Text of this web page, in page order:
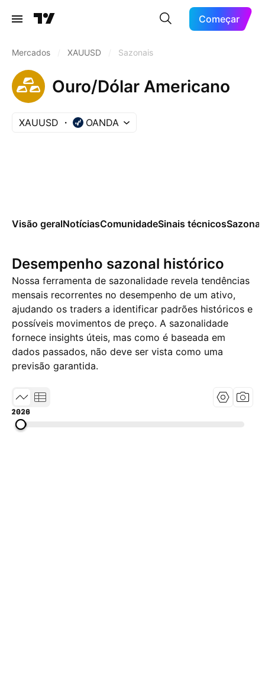
Começar
Mercados XAUUSD Sazonais
Ouro/Dólar Americano
XAUUSD OANDA
Visão geralNotíciasComunidadeSinais técnicos
Desempenho sazonal histórico
Nossa ferramenta de sazonalidade revela tendências
mensais recorrentes no desempenho de um ativo,
ajudando os traders a identificar padrões históricos e
possíveis movimentos de preço. A sazonalidade
fornece insights úteis, mas como é baseada em
dados passados, não deve ser vista como uma
previsão garantida.
1833
1929
2026